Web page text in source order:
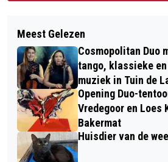
Meest Gelezen
Cosmopolitan Duo
tango, klassieke
muziek in Tuin de
Opening Duo-
Vredegoor en Loes
Bakermat
Huisdier van de